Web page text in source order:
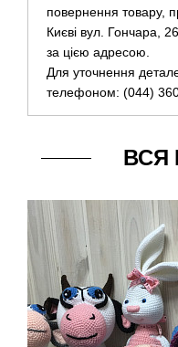
повернення товару,
Києві вул. Гончара,
за цією адресою.
Для уточнення
телефоном: (044)
ВСЯ